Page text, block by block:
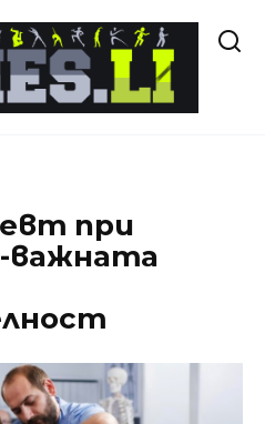
при
важната